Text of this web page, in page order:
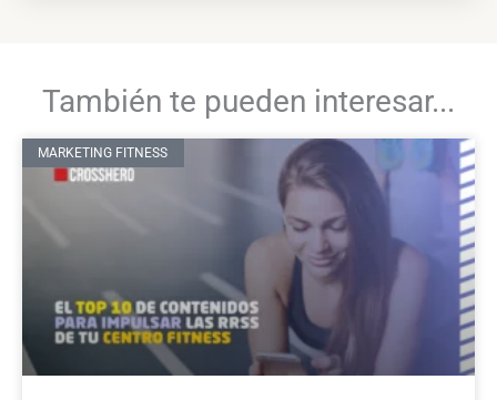
También te pueden interesar...
MARKETING FITNESS